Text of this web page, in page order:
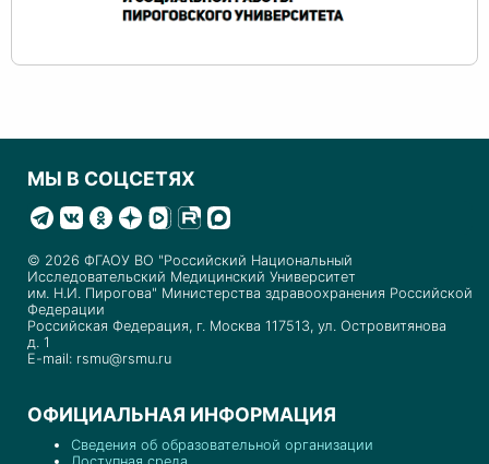
МЫ В СОЦСЕТЯХ
© 2026 ФГАОУ ВО "Российский Национальный
Исследовательский Медицинский Университет
им. Н.И. Пирогова" Министерства здравоохранения Российской
Федерации
Российская Федерация, г. Москва 117513, ул. Островитянова
д. 1
E-mail: rsmu@rsmu.ru
ОФИЦИАЛЬНАЯ ИНФОРМАЦИЯ
Сведения об образовательной организации